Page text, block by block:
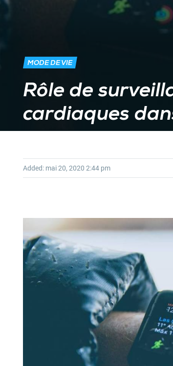
MODE DE VIE
Rôle de
cardiaques
Added: mai 20, 2020 2:44 pm